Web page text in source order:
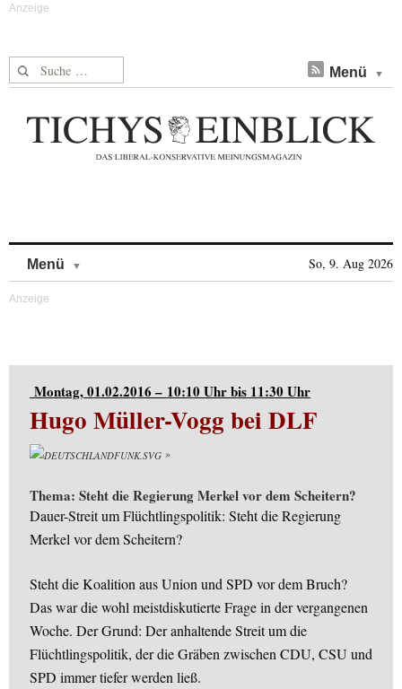
Suche nach: Menü
Menü So, 9. Aug 2026
Montag, 01.02.2016 – 10:10 Uhr bis 11:30 Uhr
Hugo Müller-Vogg bei DLF
Thema: Steht die Regierung Merkel vor dem Scheitern?
Dauer-Streit um Flüchtlingspolitik: Steht die Regierung
Merkel vor dem Scheitern?
Steht die Koalition aus Union und SPD vor dem Bruch?
Das war die wohl meistdiskutierte Frage in der vergangenen
Woche. Der Grund: Der anhaltende Streit um die
Flüchtlingspolitik, der die Gräben zwischen CDU, CSU und
SPD immer tiefer werden ließ.